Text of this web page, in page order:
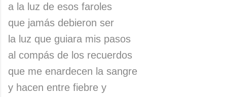
a la luz de esos faroles
que jamás debieron ser
la luz que guiara mis pasos
al compás de los recuerdos
que me enardecen la sangre
y hacen entre fiebre y